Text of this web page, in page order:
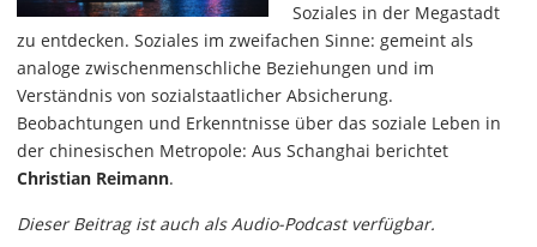
Soziales in der Megastadt
zu entdecken. Soziales im zweifachen Sinne: gemeint als
analoge zwischenmenschliche Beziehungen und im
Verständnis von sozialstaatlicher Absicherung.
Beobachtungen und Erkenntnisse über das soziale Leben in
der chinesischen Metropole: Aus Schanghai berichtet
Christian Reimann.
Dieser Beitrag ist auch als Audio-Podcast verfügbar.